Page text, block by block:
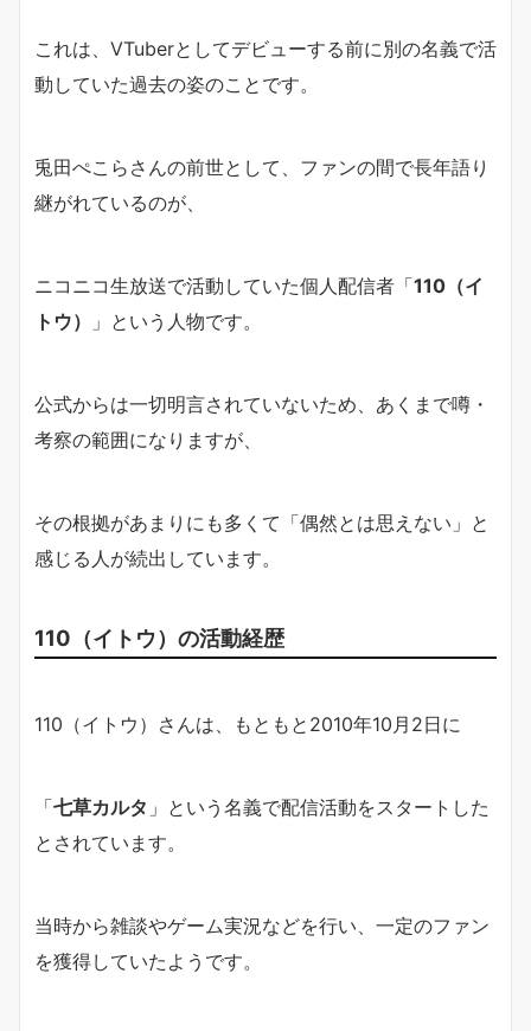
これは、VTuberとしてデビューする前に別の名義で活
動していた過去の姿のことです。
兎田ぺこらさんの前世として、ファンの間で長年語り
継がれているのが、
ニコニコ生放送で活動していた個人配信者「110（イ
トウ）
」という人物です。
公式からは一切明言されていないため、あくまで噂・
考察の範囲になりますが、
その根拠があまりにも多くて「偶然とは思えない」と
感じる人が続出しています。
110（イトウ）の活動経歴
110（イトウ）さんは、もともと2010年10月2日に
「七草カルタ 」という名義で配信活動をスタートした
とされています。
当時から雑談やゲーム実況などを行い、一定のファン
を獲得していたようです。